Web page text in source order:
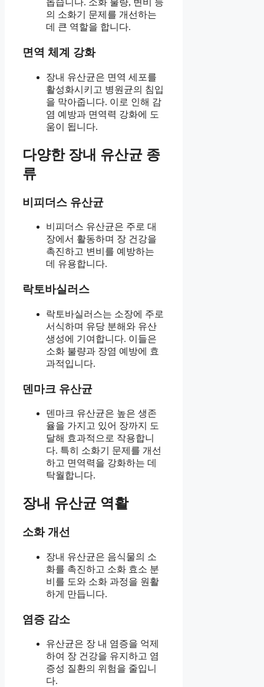
돕습니다. 소화 불량, 변비 등
의 소화기 문제를 개선하는
데 큰 역할을 합니다.
면역 체계 강화
장내 유산균은 면역 세포를
활성화시키고 병원균의 침입
을 막아줍니다. 이로 인해 감
염 예방과 면역력 강화에 도
움이 됩니다.
다양한 장내 유산균 종
류
비피더스 유산균
비피더스 유산균은 주로 대
장에서 활동하며 장 건강을
촉진하고 변비를 예방하는
데 유용합니다.
락토바실러스
락토바실러스는 소장에 주로
서식하며 유당 분해와 유산
생성에 기여합니다. 이들은
소화 불량과 장염 예방에 효
과적입니다.
덴마크 유산균
덴마크 유산균은 높은 생존
율을 가지고 있어 장까지 도
달해 효과적으로 작용합니
다. 특히 소화기 문제를 개선
하고 면역력을 강화하는 데
탁월합니다.
장내 유산균 역활
소화 개선
장내 유산균은 음식물의 소
화를 촉진하고 소화 효소 분
비를 도와 소화 과정을 원활
하게 만듭니다.
염증 감소
유산균은 장 내 염증을 억제
하여 장 건강을 유지하고 염
증성 질환의 위험을 줄입니
다.